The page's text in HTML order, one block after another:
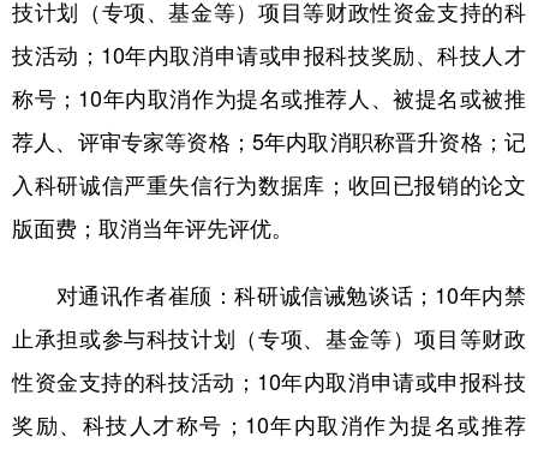
技计划（专项、基金等）项目等财政性资金支持的科
技活动；10年内取消申请或申报科技奖励、科技人才
称号；10年内取消作为提名或推荐人、被提名或被推
荐人、评审专家等资格；5年内取消职称晋升资格；记
入科研诚信严重失信行为数据库；收回已报销的论文
版面费；取消当年评先评优。
对通讯作者崔颀：科研诚信诫勉谈话；10年内禁
止承担或参与科技计划（专项、基金等）项目等财政
性资金支持的科技活动；10年内取消申请或申报科技
奖励、科技人才称号；10年内取消作为提名或推荐